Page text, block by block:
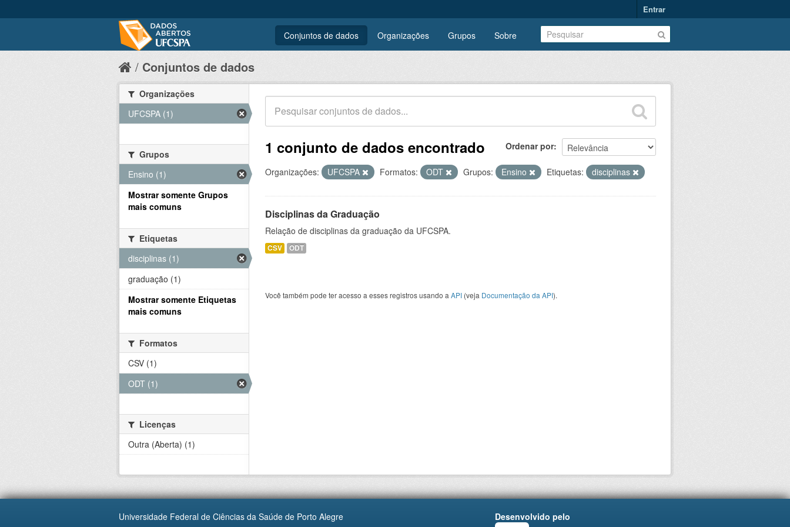
Entrar
Conjuntos de dados Organizações Grupos Sobre
Conjuntos de dados
Ordenar por
1 conjunto de dados encontrado
Organizações: UFCSPA Formatos: ODT Grupos: Ensino Etiquetas: disciplinas
Disciplinas da Graduação
Relação de disciplinas da graduação da UFCSPA.
CSV ODT
Você também pode ter acesso a esses registros usando a API (veja Documentação da API).
Organizações
UFCSPA (1)
Grupos
Ensino (1)
Mostrar somente Grupos
mais comuns
Etiquetas
disciplinas (1)
graduação (1)
Mostrar somente Etiquetas
mais comuns
Formatos
CSV (1)
ODT (1)
Licenças
Outra (Aberta) (1)
Universidade Federal de Ciências da Saúde de Porto Alegre
Desenvolvido pelo